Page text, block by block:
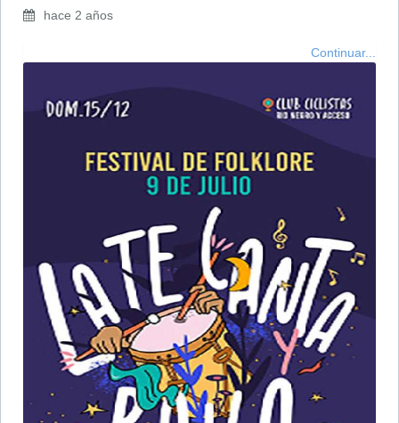
hace 2 años
Continuar...